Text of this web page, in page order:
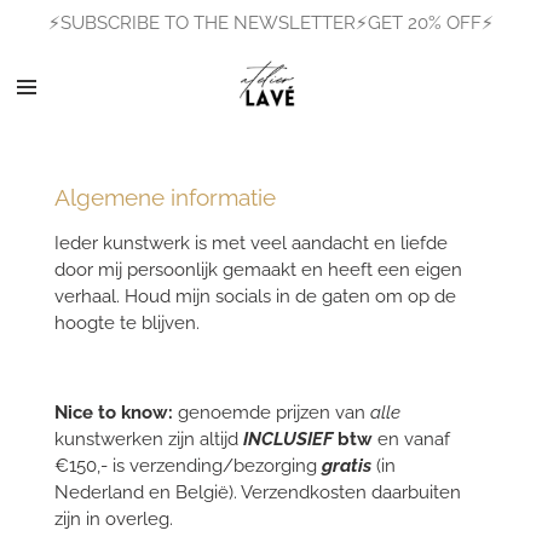
naar
⚡SUBSCRIBE TO THE NEWSLETTER⚡GET 20% OFF⚡
Algemene informatie
Ieder kunstwerk is met veel aandacht en liefde
door mij persoonlijk gemaakt en heeft een eigen
verhaal. Houd mijn socials in de gaten om op de
hoogte te blijven.
Nice to know: genoemde prijzen van alle
kunstwerken zijn altijd INCLUSIEFbtw en vanaf
€150,- is verzending/bezorging gratis(in
Nederland en België). Verzendkosten daarbuiten
zijn in overleg.